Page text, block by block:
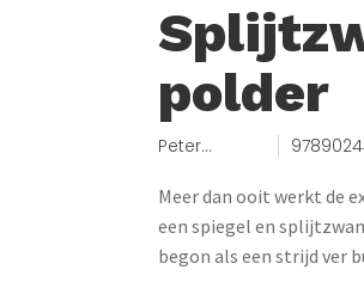
polder
Peter
Meer dan ooit werkt de
een spiegel en
begon als een strijd ver